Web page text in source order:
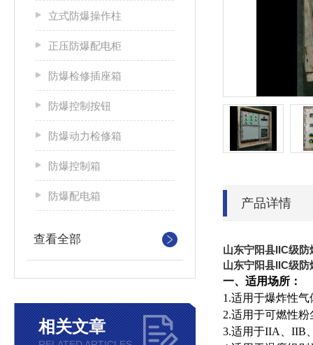
立式防爆操作柱
正压防爆配电柜
防爆检修插座箱
防爆控制按钮
防爆动力检修箱
防爆控制箱
防爆配电箱
查看全部
相关文章
产品详情
山东宁阳县IIC级
山东宁阳县IIC级
一、 适用场所：
1.适用于爆炸性气
2.适用于可燃性粉
3.适用于IIA、IIB